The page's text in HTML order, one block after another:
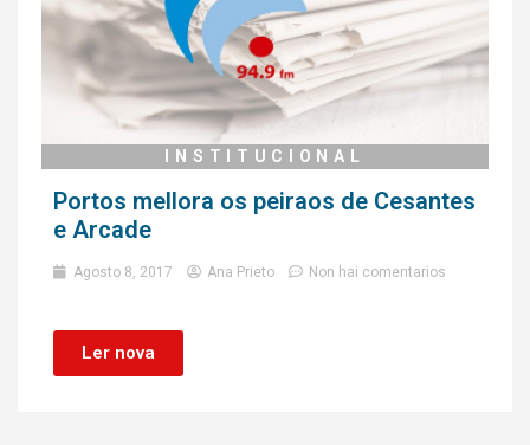
INSTITUCIONAL
Portos mellora os peiraos de Cesantes
e Arcade
Agosto 8, 2017 Ana Prieto Non hai comentarios
Ler nova